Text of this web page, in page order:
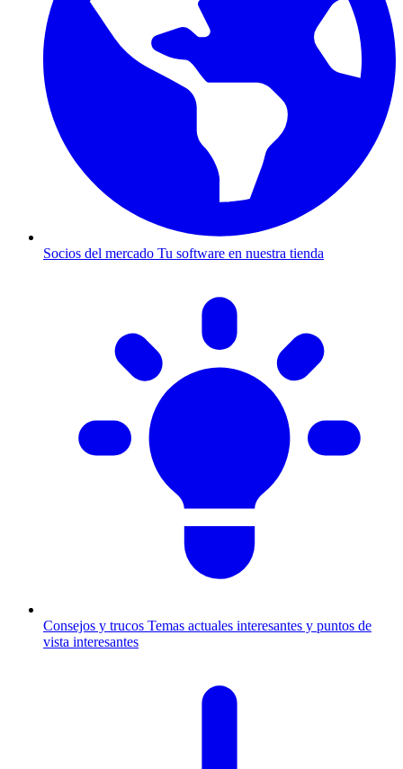
Socios del mercado Tu software en nuestra tienda
Consejos y trucos Temas actuales interesantes y puntos de
vista interesantes